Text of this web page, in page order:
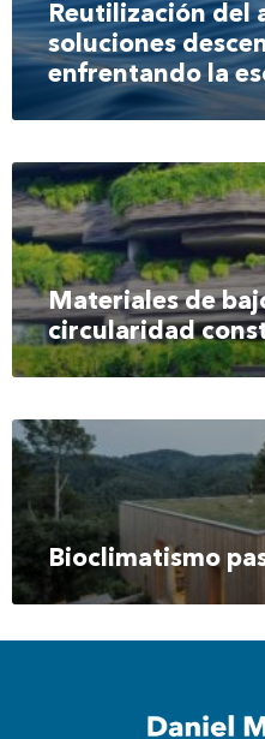
Reutilización del
soluciones
enfrentando la
Materiales de
circularidad
Bioclimatismo